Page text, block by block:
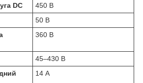
DC
450 В
50 В
360 В
45–430 В
14 А